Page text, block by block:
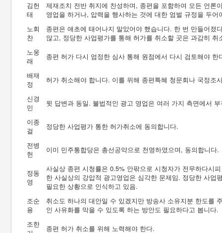
김헌
태
제재조치 전반 취지에 찬성하며, 종편을 포함하여 모든 언론
영업을 하거나, 압력을 행사하는 것에 대한 엄벌 규정을 두어
노회
찬
종편은 애초에 태어나지 말았어야 했습니다. 한 번 만들어
않고, 정당한 사업평가를 통해 허가를 취소할 곳은 과감히 취
노웅
래
종편 허가 다시 엄정한 심사 통해 원점에서 다시 검토해야 한
배재
정
허가 취소해야 합니다. 이를 위해 종편특혜 청문회나 국정조
신경
민
윗 답변과 동일. 불법적인 광고 영업은 여러 가지 측면에서
이종
걸
정당한 사업평가 통한 허가취소에 동의합니다.
전병
헌
이미 민주통합당은 총선공약으로 천명하였으며, 동의합니다.
정동
영
사실상 종편 시청률은 0.5% 안팎으로 시청자가 전무하다시
한 사실상의 강압적 광고영업은 심각한 문제임. 정당한 사
필요한 상황으로 인식하고 있음.
조순
용
취소도 하나의 대안일 수 있겠지만 방송사 소유지분 한도를
인 사유화를 막을 수 있도록 하는 방안도 필요하다고 봅니다.
조한
종편 허가 취소를 위해 노력해야 한다.